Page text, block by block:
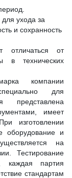
ухода за
и сохранность
отличаться от
в технических
компании
для
представлена
имеет
изготовлении
оборудование и
на
Тестирование
каждая партия
стандартам